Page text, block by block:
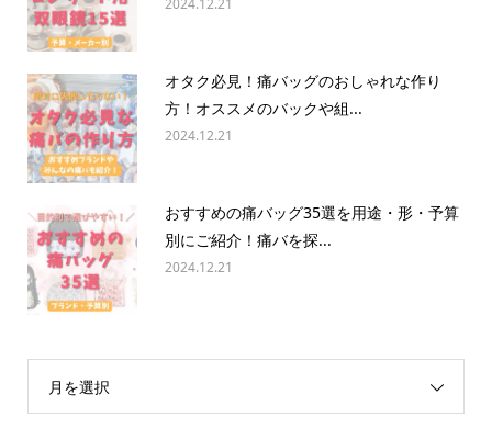
2024.12.21
オタク必見！痛バッグのおしゃれな作り
方！オススメのバックや組...
2024.12.21
おすすめの痛バッグ35選を用途・形・予算
別にご紹介！痛バを探...
2024.12.21
月を選択